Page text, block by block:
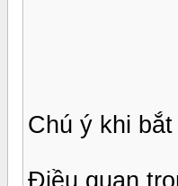
Chú ý khi
Điều quan